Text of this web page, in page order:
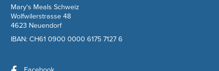
Mary's Meals Schweiz
Wolfwilerstrasse 48
4623 Neuendorf
IBAN: CH61 0900 0000 6175 7127 6